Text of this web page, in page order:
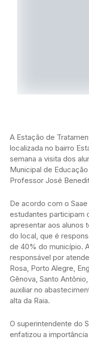
A Estação de
localizada no bairro
semana a visita dos
Municipal de
Professor José
De acordo com o
estudantes participam
apresentar aos alunos
do local, que é
de 40% do município.
responsável por
Rosa, Porto Alegre,
Gênova, Santo
auxiliar no
alta da Raia.
O superintendente do
enfatizou a